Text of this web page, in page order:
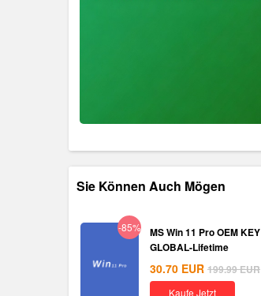
Sie Können Auch Mögen
-85%
MS Win 11 Pro OEM KEY
GLOBAL-Lifetime
30.70 EUR 199.99EUR
Kaufe Jetzt